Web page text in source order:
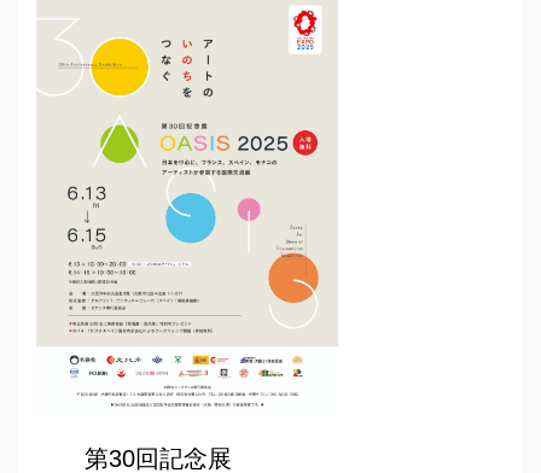
第30回記念展